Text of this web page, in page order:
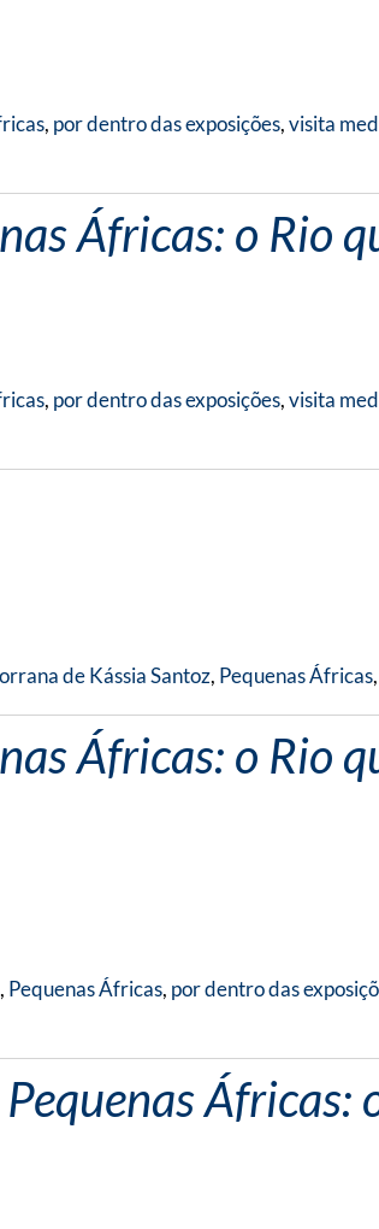
, por dentro das exposições,visita
Áfricas: o Rio
, por dentro das exposições,visita
de Kássia Santoz, Pequenas Áfricas,
Áfricas: o Rio
, Pequenas Áfricas, por dentro das
Pequenas Áfricas: